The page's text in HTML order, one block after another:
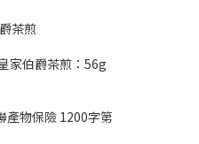
茶煎
家伯爵茶煎：56g
產物保險 1200字第